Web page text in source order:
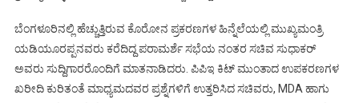
ಬೆಂಗಳೂರಿನಲ್ಲಿ ಹೆಚ್ಚುತ್ತಿರುವ ಕೊರೋನ ಪ್ರಕರಣಗಳ ಹಿನ್ನೆಲೆಯಲ್ಲಿ ಮುಖ್ಯಮಂತ್ರಿ
ಯಡಿಯೂರಪ್ಪನವರು ಕರೆದಿದ್ದ ಪರಾಮರ್ಶೆ ಸಭೆಯ ನಂತರ ಸಚಿವ ಸುಧಾಕರ್
ಅವರು ಸುದ್ದಿಗಾರರೊಂದಿಗೆ ಮಾತನಾಡಿದರು. ಪಿಪಿಇ ಕಿಟ್ ಮುಂತಾದ ಉಪಕರಣಗಳ
ಖರೀದಿ ಕುರಿತಂತೆ ಮಾಧ್ಯಮದವರ ಪ್ರಶ್ನೆಗಳಿಗೆ ಉತ್ತರಿಸಿದ ಸಚಿವರು, MDA ಹಾಗು